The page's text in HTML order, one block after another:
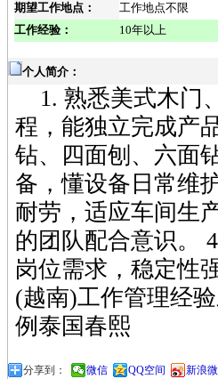
期望工作地点：
工作地点不限
工作经验：
10年以上
个人简介：
1. 熟悉美式木门
程，能独立完成产
钻、四面刨、六面
备，懂设备日常维
耐劳，适应车间生
的团队配合意识。
岗位需求，稳定性
(越南)工作管理经
例泰国春熙
分享到： 微信 QQ空间 新浪